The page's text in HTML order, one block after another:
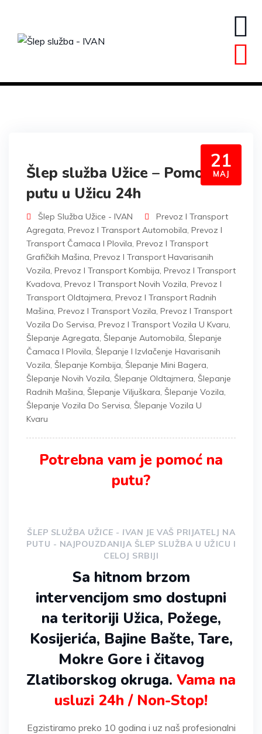
content
21
MAJ
Šlep služba Užice – Pomoć na
putu u Užicu 24h
Šlep Služba Užice - IVAN
Prevoz I Transport
Agregata, Prevoz I Transport Automobila, Prevoz I
Transport Čamaca I Plovila, Prevoz I Transport
Grafičkih Mašina, Prevoz I Transport Havarisanih
Vozila, Prevoz I Transport Kombija, Prevoz I Transport
Kvadova, Prevoz I Transport Novih Vozila, Prevoz I
Transport Oldtajmera, Prevoz I Transport Radnih
Mašina, Prevoz I Transport Vozila, Prevoz I Transport
Vozila Do Servisa, Prevoz I Transport Vozila U Kvaru,
Šlepanje Agregata, Šlepanje Automobila, Šlepanje
Čamaca I Plovila, Šlepanje I Izvlačenje Havarisanih
Vozila, Šlepanje Kombija, Šlepanje Mini Bagera,
Šlepanje Novih Vozila, Šlepanje Oldtajmera, Šlepanje
Radnih Mašina, Šlepanje Viljuškara, Šlepanje Vozila,
Šlepanje Vozila Do Servisa, Šlepanje Vozila U
Kvaru
Potrebna vam je pomoć na
putu?
ŠLEP SLUŽBA UŽICE - IVAN JE VAŠ PRIJATELJ NA
PUTU - NAJPOUZDANIJA ŠLEP SLUŽBA U UŽICU I
CELOJ SRBIJI
Sa hitnom brzom
intervencijom smo dostupni
na teritoriji Užica, Požege,
Kosijerića, Bajine Bašte, Tare,
Mokre Gore i čitavog
Zlatiborskog okruga. Vama na
usluzi 24h / Non-Stop!
Egzistiramo preko 10 godina i uz naš profesionalni